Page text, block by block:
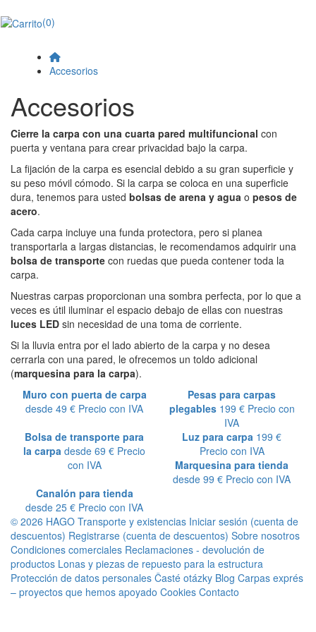
(0)
Accesorios
Accesorios
Cierre la carpa con una cuarta pared multifuncional con
puerta y ventana para crear privacidad bajo la carpa.
La fijación de la carpa es esencial debido a su gran superficie y
su peso móvil cómodo. Si la carpa se coloca en una superficie
dura, tenemos para usted bolsas de arena y agua o pesos de
acero.
Cada carpa incluye una funda protectora, pero si planea
transportarla a largas distancias, le recomendamos adquirir una
bolsa de transporte con ruedas que pueda contener toda la
carpa.
Nuestras carpas proporcionan una sombra perfecta, por lo que a
veces es útil iluminar el espacio debajo de ellas con nuestras
luces LED sin necesidad de una toma de corriente.
Si la lluvia entra por el lado abierto de la carpa y no desea
cerrarla con una pared, le ofrecemos un toldo adicional
(marquesina para la carpa).
Muro con puerta de carpa
desde 49 € Precio con IVA
Pesas para carpas
plegables 199 € Precio con
IVA
Bolsa de transporte para
la carpa desde 69 € Precio
con IVA
Luz para carpa 199 €
Precio con IVA
Marquesina para tienda
desde 99 € Precio con IVA
Canalón para tienda
desde 25 € Precio con IVA
© 2026 HAGO Transporte y existencias Iniciar sesión (cuenta de
descuentos) Registrarse (cuenta de descuentos) Sobre nosotros
Condiciones comerciales Reclamaciones - devolución de
productos Lonas y piezas de repuesto para la estructura
Protección de datos personales Časté otázky Blog Carpas exprés
– proyectos que hemos apoyado Cookies Contacto